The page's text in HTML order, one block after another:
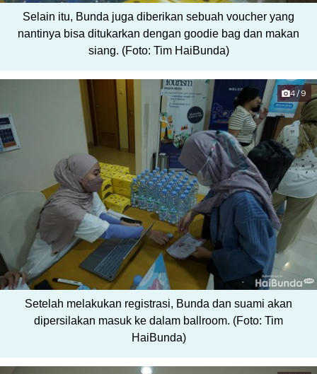
Selain itu, Bunda juga diberikan sebuah voucher yang
nantinya bisa ditukarkan dengan goodie bag dan makan
siang. (Foto: Tim HaiBunda)
4/9
Setelah melakukan registrasi, Bunda dan suami akan
dipersilakan masuk ke dalam ballroom. (Foto: Tim
HaiBunda)